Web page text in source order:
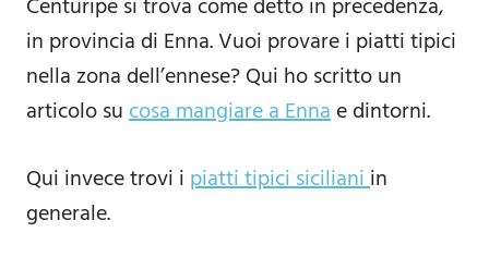
Centuripe si trova come detto in precedenza,
in provincia di Enna. Vuoi provare i piatti tipici
nella zona dell’ennese? Qui ho scritto un
articolo sucosa mangiare a Ennae dintorni.
Qui invece trovi i piatti tipici sicilianiin
generale.